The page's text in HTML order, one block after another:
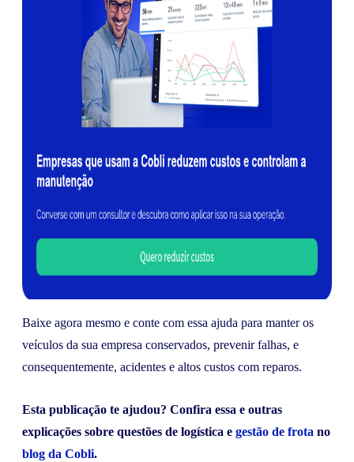
Baixe agora mesmo e conte com essa ajuda para manter os
veículos da sua empresa conservados, prevenir falhas, e
consequentemente, acidentes e altos custos com reparos.
Esta publicação te ajudou? Confira essa e outras
explicações sobre questões de logística e gestão de frota no
blog da Cobli.